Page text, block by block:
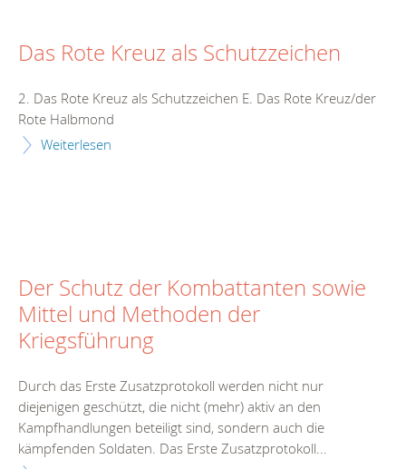
Das Rote Kreuz als Schutzzeichen
2. Das Rote Kreuz als Schutzzeichen E. Das Rote Kreuz/der
Rote Halbmond
Weiterlesen
Der Schutz der Kombattanten sowie
Mittel und Methoden der
Kriegsführung
Durch das Erste Zusatzprotokoll werden nicht nur
diejenigen geschützt, die nicht (mehr) aktiv an den
Kampfhandlungen beteiligt sind, sondern auch die
kämpfenden Soldaten. Das Erste Zusatzprotokoll...